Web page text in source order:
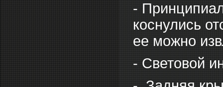
-
коснулись
ее можно
- Световой